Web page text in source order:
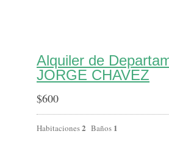
Alquiler de
JORGE CHAVEZ
$600
Habitaciones2 Baños 1